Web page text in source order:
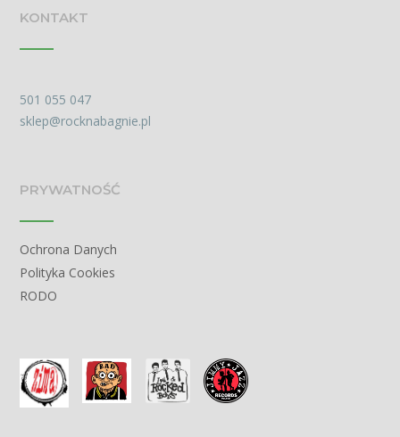
KONTAKT
501 055 047
sklep@rocknabagnie.pl
PRYWATNOŚĆ
Ochrona Danych
Polityka Cookies
RODO